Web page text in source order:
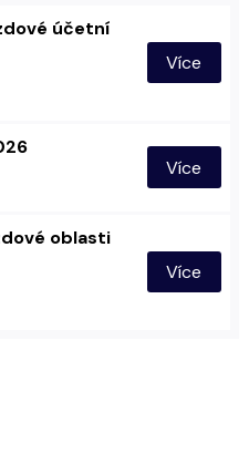
účetní
Více
Více
oblasti
Více